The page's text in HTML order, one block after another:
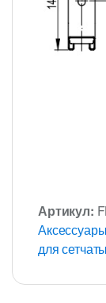
Артикул:
для